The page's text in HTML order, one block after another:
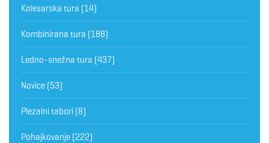
Kolesarska tura (14)
Kombinirana tura (188)
Ledno-snežna tura (437)
Novice (53)
Plezalni tabori (8)
Pohajkovanje (222)